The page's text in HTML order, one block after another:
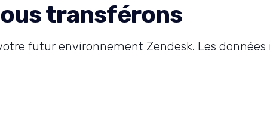
transférons
futur environnement Zendesk. Les